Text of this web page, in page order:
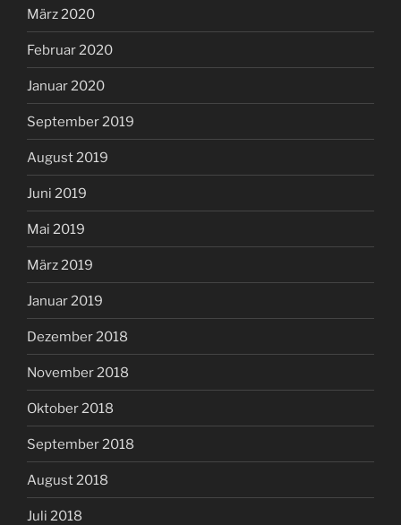
März 2020
Februar 2020
Januar 2020
September 2019
August 2019
Juni 2019
Mai 2019
März 2019
Januar 2019
Dezember 2018
November 2018
Oktober 2018
September 2018
August 2018
Juli 2018